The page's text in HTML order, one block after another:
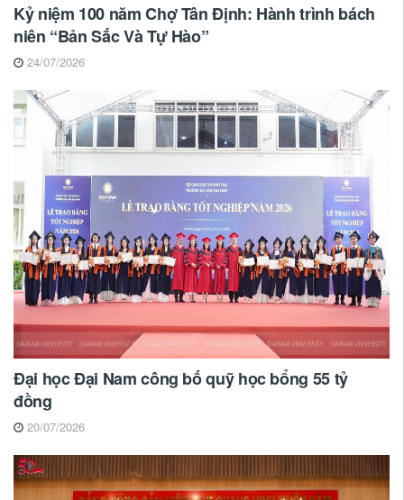
Kỷ niệm 100 năm Chợ Tân Định: Hành trình bách
niên “Bản Sắc Và Tự Hào”
24/07/2026
Đại học Đại Nam công bố quỹ học bổng 55 tỷ
đồng
20/07/2026